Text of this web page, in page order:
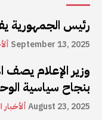
رئيس الجمهورية
September 13, 2025
وزير الإعلام يصف
بنجاح سياسية
ألأخبارAugust 23, 2025